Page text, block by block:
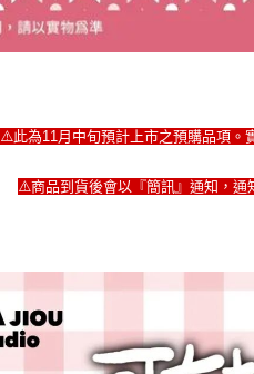
⚠️此為11月中旬預計上市之預購品項。
⚠️商品到貨後會以『簡訊』通知，通